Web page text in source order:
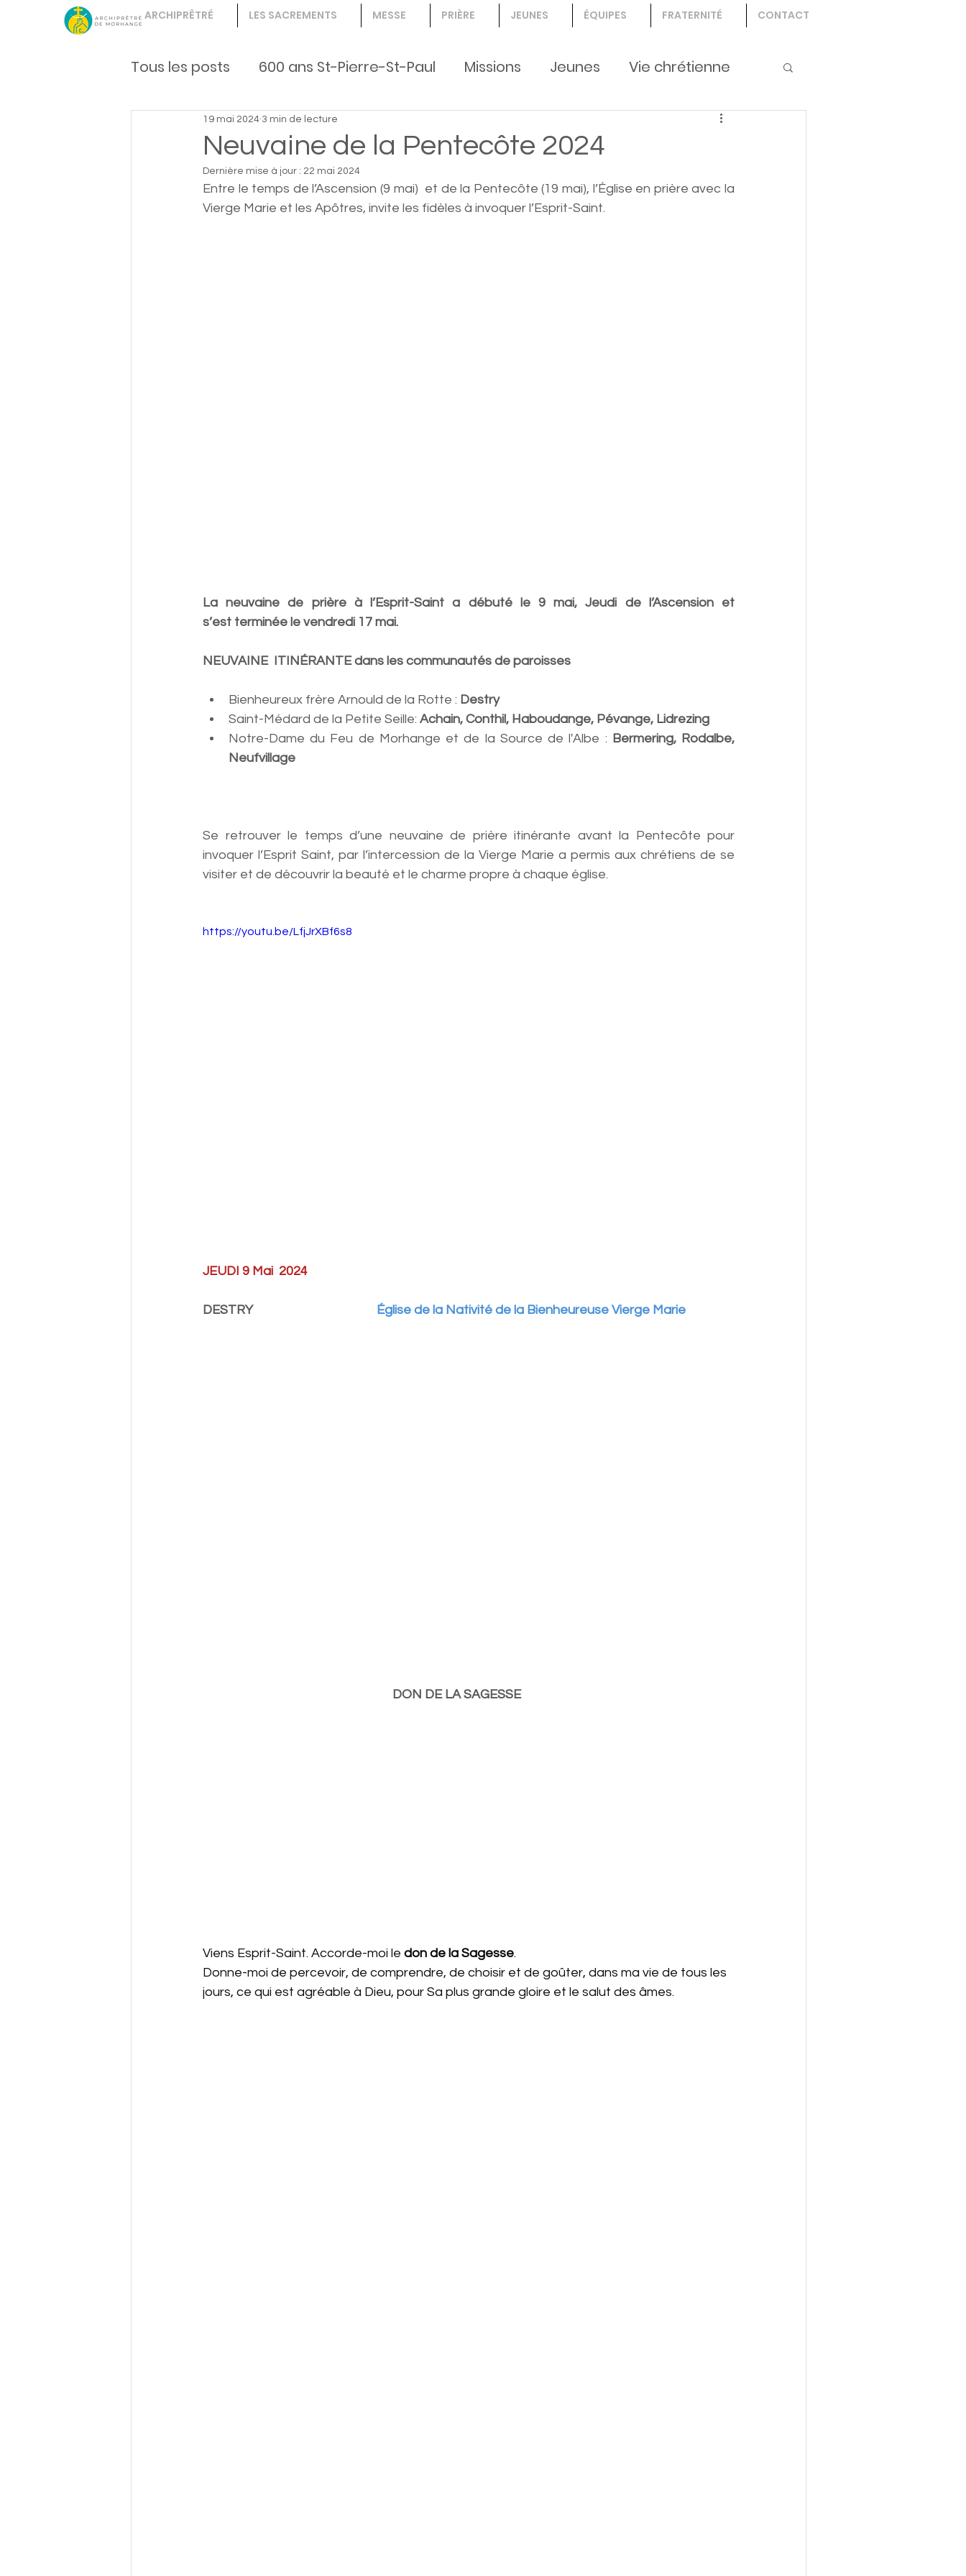
ARCHIPRÊTRÉ LES SACREMENTS MESSE PRIÈRE JEUNES ÉQUIPES FRATERNITÉ CONTACT
Tous les posts 600 ans St-Pierre-St-Paul Missions Jeunes Vie chrétienne
Vie fraternelle enfants, jeunes, Création
Neuvaine de la Pentecôte 2024
19 mai 2024 3 min de lecture
Dernière mise à jour : 22 mai 2024
Entre le temps de l’Ascension (9 mai)  et de la Pentecôte (19 mai), l’Église en prière avec la
Vierge Marie et les Apôtres, invite les fidèles à invoquer l’Esprit-Saint.
La neuvaine de prière à l’Esprit-Saint a débuté le 9 mai, Jeudi de l’Ascension et
s’est terminée le vendredi 17 mai.
NEUVAINE  ITINÉRANTE dans les communautés de paroisses
Bienheureux frère Arnould de la Rotte : Destry
Saint-Médard de la Petite Seille: Achain, Conthil, Haboudange, Pévange, Lidrezing
Notre-Dame du Feu de Morhange et de la Source de l'Albe : Bermering, Rodalbe,
Neufvillage
Se retrouver le temps d’une neuvaine de prière itinérante avant la Pentecôte pour
invoquer l’Esprit Saint, par l’intercession de la Vierge Marie a permis aux chrétiens de se
visiter et de découvrir la beauté et le charme propre à chaque église.
https://youtu.be/LfjJrXBf6s8
JEUDI 9 Mai  2024
DESTRY Église de la Nativité de la Bienheureuse Vierge Marie
DON DE LA SAGESSE
Viens Esprit-Saint. Accorde-moi le don de la Sagesse.
Donne-moi de percevoir, de comprendre, de choisir et de goûter, dans ma vie de tous les
jours, ce qui est agréable à Dieu, pour Sa plus grande gloire et le salut des âmes.